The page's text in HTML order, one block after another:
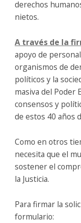
derechos
nietos.
A través de la
apoyo de
organismos de
políticos y la
masiva del Poder
consensos y
de estos 40 años
Como en otros
necesita que el
sostener el
la Justicia.
Para firmar la
formulario: